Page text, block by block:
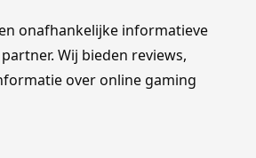
onafhankelijke informatieve
Wij bieden reviews,
over online gaming